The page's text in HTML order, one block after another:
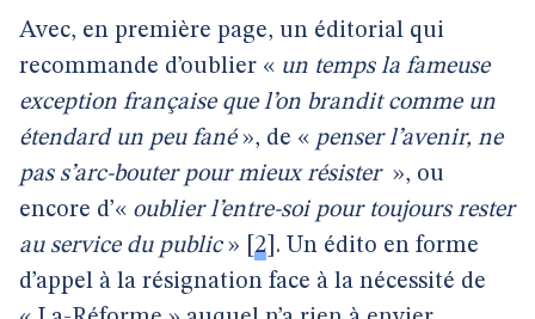
Avec, en première page, un éditorial qui
recommande d’oublier « un temps la fameuse
exception française que l’on brandit comme un
étendard un peu fané», de « penser l’avenir, ne
pas s’arc-bouter pour mieux résister », ou
encore d’« oublier l’entre-soi pour toujours rester
au service du public» 2 . Un édito en forme
d’appel à la résignation face à la nécessité de